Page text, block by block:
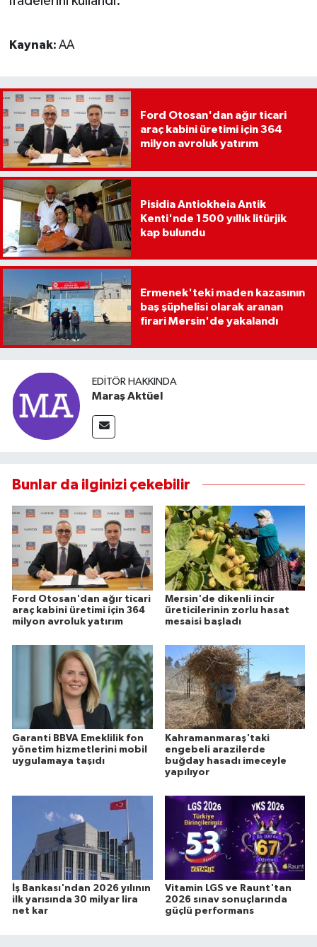
Kaynak: AA
Ford Otosan'dan ağır ticari
araç kabini üretimi için 364
milyon avroluk yatırım
Pisidia Antiokheia Antik
Kenti'nde 1500 yıllık litürjik
kap bulundu
Ermenek'teki maden kazasının
baş şüphelisi olarak aranan
firari Mersin'de yakalandı
EDITÖR HAKKINDA
Maraş Aktüel
Bunlar da ilginizi çekebilir
Ford Otosan'dan ağır ticari
araç kabini üretimi için 364
milyon avroluk yatırım
Mersin'de dikenli incir
üreticilerinin zorlu hasat
mesaisi başladı
Garanti BBVA Emeklilik fon
yönetim hizmetlerini mobil
uygulamaya taşıdı
Kahramanmaraş'taki
engebeli arazilerde
buğday hasadı imeceyle
yapılıyor
İş Bankası'ndan 2026 yılının
ilk yarısında 30 milyar lira
net kar
Vitamin LGS ve Raunt'tan
2026 sınav sonuçlarında
güçlü performans